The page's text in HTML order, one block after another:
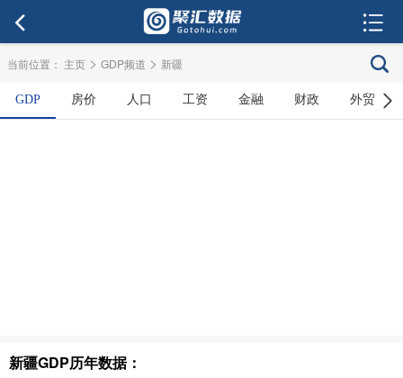
当前位置： 主页 > GDP频道 > 新疆
GDP 房价 人口 工资 金融 财政 外贸
新疆GDP历年数据：